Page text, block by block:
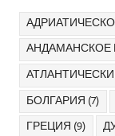
БОЛГАРИЯ (7)
ГРЕЦИЯ (9)